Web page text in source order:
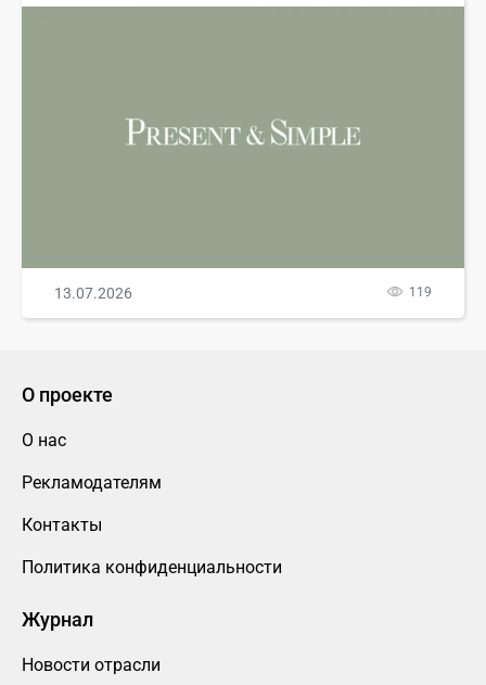
13.07.2026 119
О проекте
О нас
Рекламодателям
Контакты
Политика конфиденциальности
Журнал
Новости отрасли